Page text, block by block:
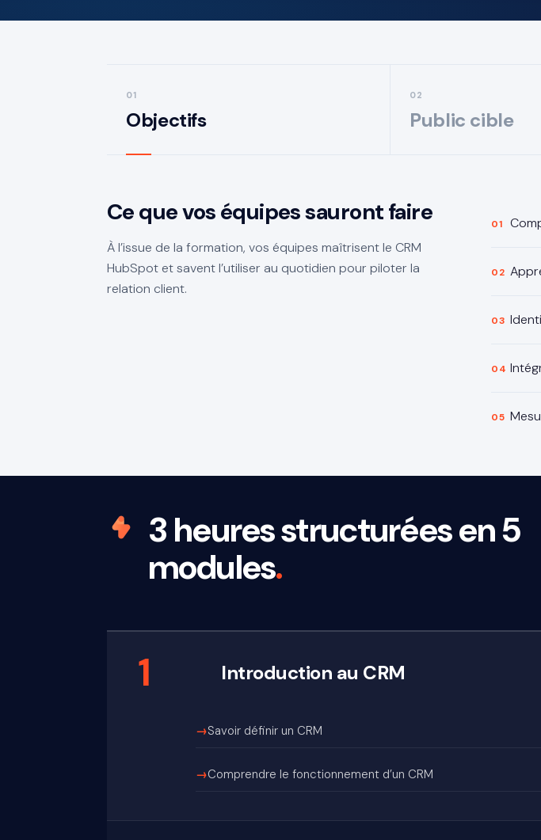
01
Objectifs
02
Public cible
Ce que vos équipes sauront faire
À l’issue de la formation, vos équipes maîtrisent le CRM
HubSpot et savent l’utiliser au quotidien pour piloter la
relation client.
3 heures structurées en 5
modules.
1 Introduction au CRM
Savoir définir un CRM
Comprendre le fonctionnement d’un CRM